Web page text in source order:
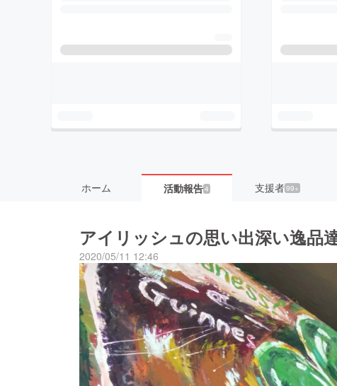
ホーム 活動報告4 支援者99+
アイリッシュの思い出深い逸品
2020/05/11 12:46